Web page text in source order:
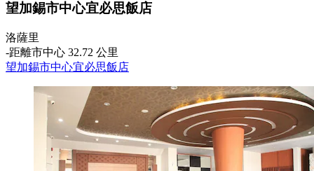
望加錫市中心宜必思飯店
洛薩里
‐距離市中心 32.72 公里
望加錫市中心宜必思飯店